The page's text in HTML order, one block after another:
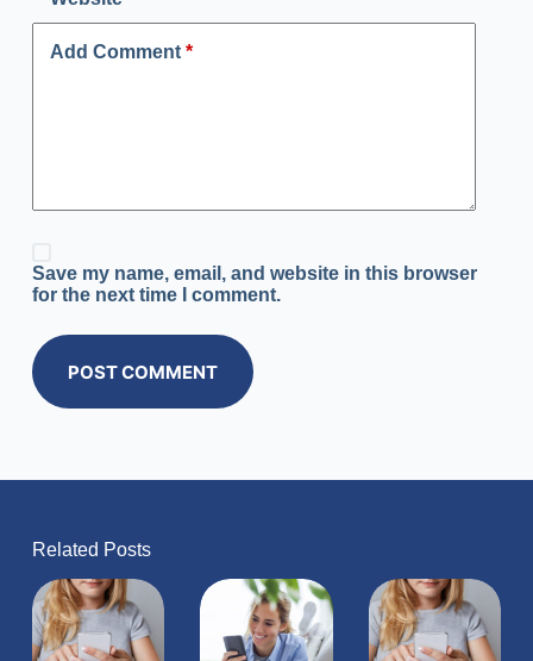
Add Comment*
Save my name, email, and website in this browser
for the next time I comment.
POST COMMENT
Related Posts